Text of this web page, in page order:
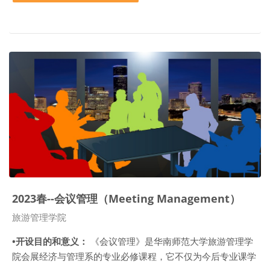
2023春--会议管理（Meeting Management）
Course category
旅游管理学院
•开设目的和意义：
《会议管理》是华南师范大学旅游管理学
院会展经济与管理系的专业必修课程，它不仅为今后专业课学